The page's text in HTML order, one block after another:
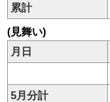
累計
(見舞い)
月日
5月分計